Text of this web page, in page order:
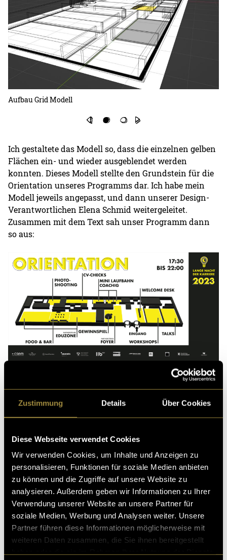
Zustimmung Details Über Cookies
Diese Webseite verwendet Cookies
Wir verwenden Cookies, um Inhalte und Anzeigen zu
personalisieren, Funktionen für soziale Medien anbieten
zu können und die Zugriffe auf unsere Website zu
analysieren. Außerdem geben wir Informationen zu Ihrer
Verwendung unserer Website an unsere Partner für
soziale Medien, Werbung und Analysen weiter. Unsere
Partner führen diese Informationen möglicherweise mit
weiteren Daten zusammen, die Sie ihnen bereitgestellt
Aufbau Grid Modell
Ich gestaltete das Modell so, dass die einzelnen gelben
Flächen ein- und wieder ausgeblendet werden
konnten. Dieses Modell stellte den Grundstein für die
Orientation unseres Programms dar. Ich habe mein
Modell jeweils angepasst, und dann unserer Design-
Verantwortlichen Elena Schmid weitergeleitet.
Zusammen mit dem Text sah unser Programm dann
so aus:
In einem weiteren Schritt fügte ich die Parkplätze zum
Google Maps keine aktuelle Ansicht der Somedia und
dementsprechend der Parkplätze hat. Also bin ich an
einem Nachmittag zur Eduzone geradelt und habe
eine Weile Parkplätze gezählt. Dieses Modell war
relevant für die Orientierung unserer Partner am
Abend. Sie haben jeweils Parkplätze zugeordnet
bekommen und konnten so sehen, wo sie zugeteilt
waren.